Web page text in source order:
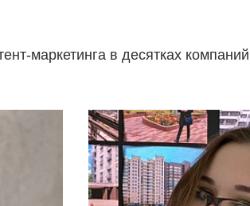
маркетинга в десятках